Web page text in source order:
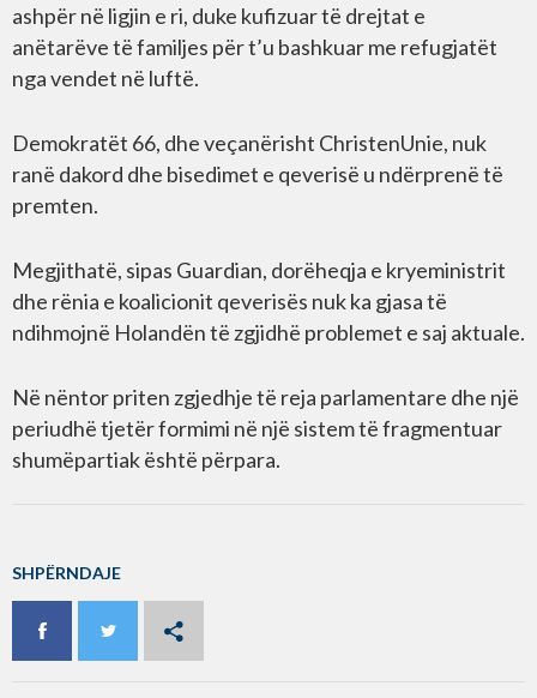
ashpër në ligjin e ri, duke kufizuar të drejtat e
anëtarëve të familjes për t’u bashkuar me refugjatët
nga vendet në luftë.
Demokratët 66, dhe veçanërisht ChristenUnie, nuk
ranë dakord dhe bisedimet e qeverisë u ndërprenë të
premten.
Megjithatë, sipas Guardian, dorëheqja e kryeministrit
dhe rënia e koalicionit qeverisës nuk ka gjasa të
ndihmojnë Holandën të zgjidhë problemet e saj aktuale.
Në nëntor priten zgjedhje të reja parlamentare dhe një
periudhë tjetër formimi në një sistem të fragmentuar
shumëpartiak është përpara.
SHPËRNDAJE